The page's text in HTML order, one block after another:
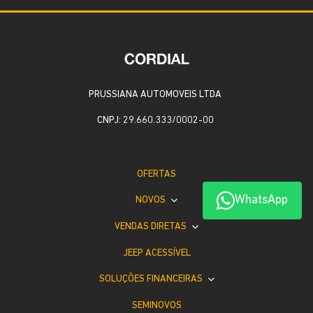
WhatsApp
PRUSSIANA AUTOMOVEIS LTDA
CNPJ: 29.660.333/0002-00
OFERTAS
NOVOS
VENDAS DIRETAS
JEEP ACESSÍVEL
SOLUÇÕES FINANCEIRAS
SEMINOVOS